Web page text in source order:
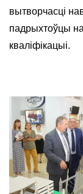
вытворчасці
падрыхтоўцы
кваліфікацыі.